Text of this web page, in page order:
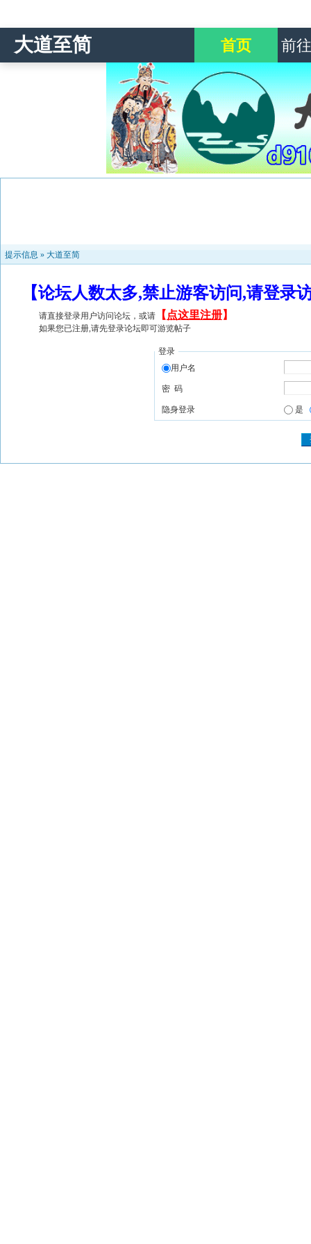
大道至简 首页 前
提示信息 » 大道至简
【论坛人数太多,禁止游客访问,请登
请直接登录用户访问论坛，或请 【 点这里注册】
如果您已注册,请先登录论坛即可游览帖子
登录
用户名
密 码
隐身登录 是